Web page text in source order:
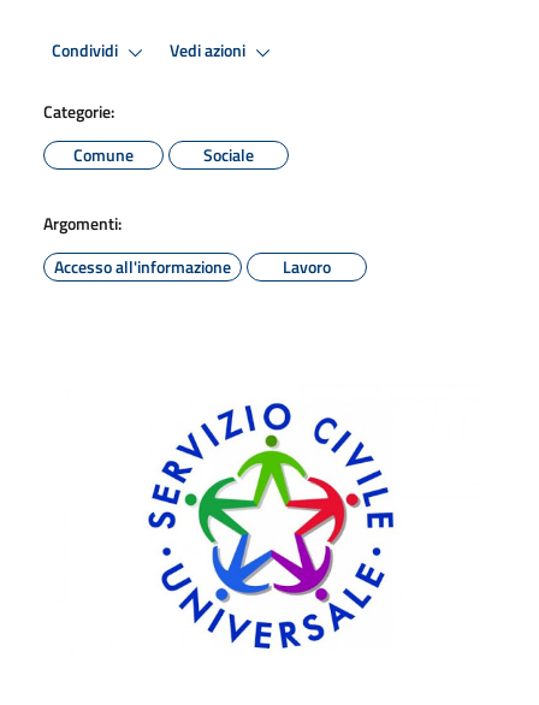
Condividi Vedi azioni
Categorie:
Comune
Sociale
Argomenti:
Accesso all'informazione
Lavoro